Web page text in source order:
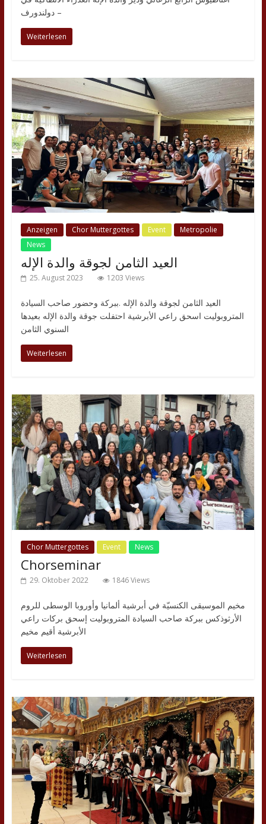
دولندورف –
Weiterlesen
Anzeigen Chor Muttergottes Event
Metropolie
News
العيد الثامن لجوقة والدة الإله
25. August 2023 1203 Views
العيد الثامن لجوقة والدة الإله .ببركة وحضور صاحب السيادة
المتروبوليت اسحق راعي الأبرشية احتفلت جوقة والدة الإله بعيدها
السنوي الثامن
Weiterlesen
Chor Muttergottes Event News
Chorseminar
29. Oktober 2022 1846 Views
مخيم الموسيقى الكنسيّة في أبرشية ألمانيا وأوروبا الوسطى للروم
الأرثوذكس ببركة صاحب السيادة المتروبوليت إسحق بركات راعي
الأبرشية أقيم مخيم
Weiterlesen